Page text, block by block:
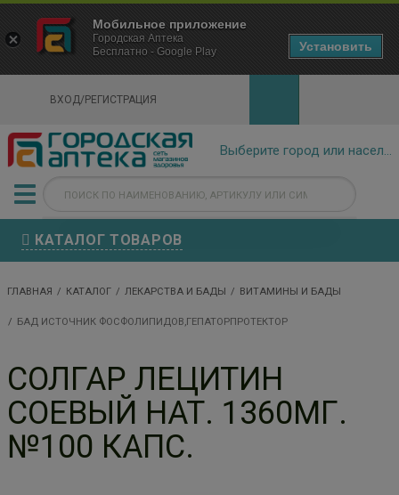
ВХОД/РЕГИСТРАЦИЯ
КАТАЛОГ ТОВАРОВ
ГЛАВНАЯ КАТАЛОГ ЛЕКАРСТВА И БАДЫ ВИТАМИНЫ И БАДЫ
БАД ИСТОЧНИК ФОСФОЛИПИДОВ,ГЕПАТОРПРОТЕКТОР
СОЛГАР ЛЕЦИТИН
СОЕВЫЙ НАТ. 1360МГ.
№100 КАПС.
×
Городская Аптека Маркетплейс
- In Google Play
Мобильное приложение
Городская Аптека
Бесплатно - Google Play
Установить